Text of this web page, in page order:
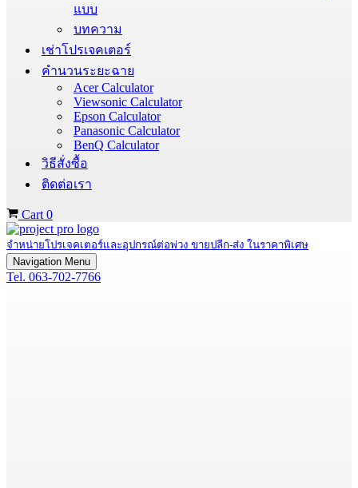
แบบ
บทความ
เช่าโปรเจคเตอร์
คำนวนระยะฉาย
Acer Calculator
Viewsonic Calculator
Epson Calculator
Panasonic Calculator
BenQ Calculator
วิธีสั่งซื้อ
ติดต่อเรา
Cart 0
จำหน่ายโปรเจคเตอร์และอุปกรณ์ต่อพ่วง ขายปลีก-ส่ง ในราคาพิเศษ
Navigation Menu
Tel. 063-702-7766